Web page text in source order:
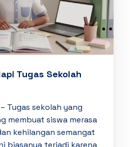
Tugas Sekolah
Tugas sekolah yang
membuat siswa merasa
kehilangan semangat